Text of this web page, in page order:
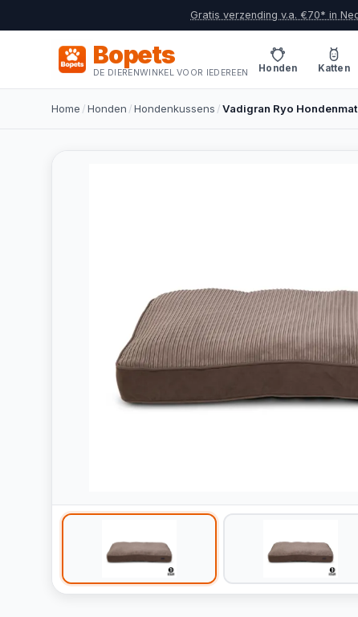
Gratis verzending v.a. €70* in
Bopets
DE DIERENWINKEL VOOR IEDEREEN Honden Katten
Home /Honden /Hondenkussens /Vadigran Ryo